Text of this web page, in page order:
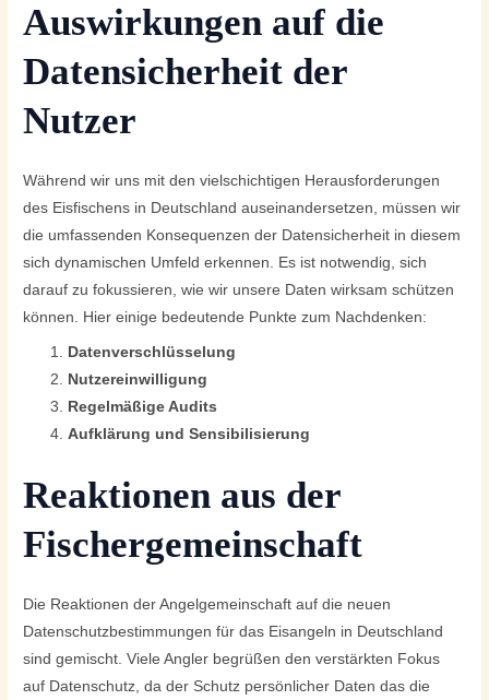
Auswirkungen auf die
Datensicherheit der
Nutzer
Während wir uns mit den vielschichtigen Herausforderungen
des Eisfischens in Deutschland auseinandersetzen, müssen wir
die umfassenden Konsequenzen der Datensicherheit in diesem
sich dynamischen Umfeld erkennen. Es ist notwendig, sich
darauf zu fokussieren, wie wir unsere Daten wirksam schützen
können. Hier einige bedeutende Punkte zum Nachdenken:
Datenverschlüsselung
Nutzereinwilligung
Regelmäßige Audits
Aufklärung und Sensibilisierung
Reaktionen aus der
Fischergemeinschaft
Die Reaktionen der Angelgemeinschaft auf die neuen
Datenschutzbestimmungen für das Eisangeln in Deutschland
sind gemischt. Viele Angler begrüßen den verstärkten Fokus
auf Datenschutz, da der Schutz persönlicher Daten das die